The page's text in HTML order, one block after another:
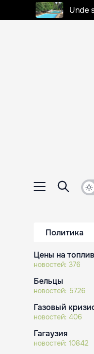
Unde
Политика
Цены на
новостей: 376
Бельцы
новостей: 5726
Газовый
новостей: 406
Гагаузия
новостей: 10842